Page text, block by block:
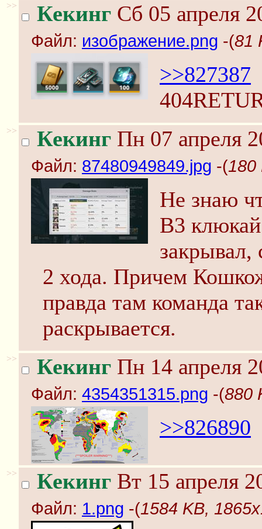
>> Кекинг Сб 05 апреля
Файл: изображение.png -(81
>>827387
>> Кекинг Пн 07 апреля
Файл: 87480949849.jpg -(180
Не знаю
В3
2 хода. Причем
правда там команда
раскрывается.
>> Кекинг Пн 14 апреля
Файл: 4354351315.png -(880
>>826890
>> Кекинг Вт 15 апреля
Файл: 1.png -(1584 KB,